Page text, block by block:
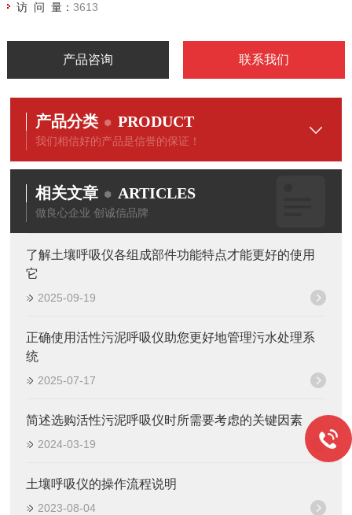
访 问 量： 3613
产品咨询 联系我们
产品分类 PRODUCT
我们相信好的产品是信誉的保证！
相关文章 ARTICLES
做良心企业 创诚信品牌
了解土壤呼吸仪各组成部件功能特点才能更好的使用
它
2025-09-19
正确使用活性污泥呼吸仪助您更好地管理污水处理系
统
2025-07-17
简述选购活性污泥呼吸仪时所需要考虑的关键因素
2024-03-19
土壤呼吸仪的操作流程说明
2023-08-04